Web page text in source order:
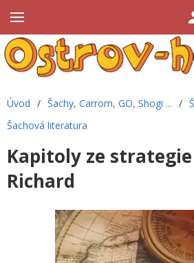
Úvod / Šachy, Carrom, GO, Shogi ... /
Šachová literatura
Kapitoly ze
Richard